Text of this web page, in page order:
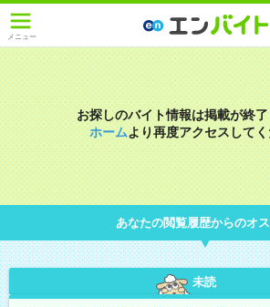
メニュー
お探しのバイト情報は掲載が終了
ホームより再度アクセスしてく
あなたの閲覧履歴からのオ
未読